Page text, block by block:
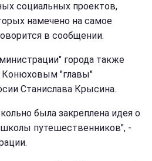
социальных проектов,
намечено на самое
в сообщении.
города также
Конюховым "главы"
Станислава Крысина.
была закреплена идея о
путешественников", -